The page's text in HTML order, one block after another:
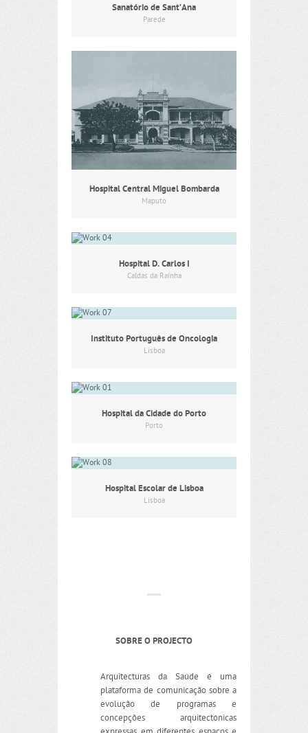
Sanatório de Sant’Ana
Parede
Hospital Central Miguel Bombarda
Maputo
Hospital D. Carlos I
Caldas da Rainha
Instituto Português de Oncologia
Lisboa
Hospital da Cidade do Porto
Porto
Hospital Escolar de Lisboa
Lisboa
SOBRE O PROJECTO
Arquitecturas da Saúde é uma
plataforma de comunicação sobre a
evolução de programas e
concepções arquitectónicas